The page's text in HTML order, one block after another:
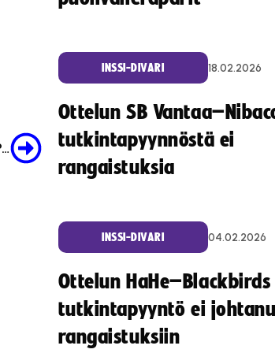
Newer Post
INSSI-DIVARI 18.02.2026
Ottelun SB
tutkintapyynnöstä ei
rangaistuksia
INSSI-DIVARI 04.02.2026
Ottelun HaHe–Blackbirds
tutkintapyyntö ei
rangaistuksiin